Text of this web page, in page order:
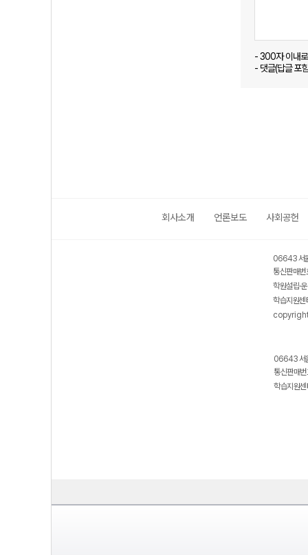
- 300자 이내
- 댓글(답글 포
회사소개 언론보도 사회공헌
06643 서
통신판매
학원설립·
학습지원
06643 서
통신판매
학습지원